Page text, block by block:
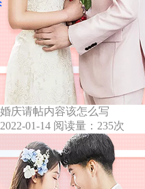
婚庆请帖内容该怎么写
2022-01-14 阅读量：235次